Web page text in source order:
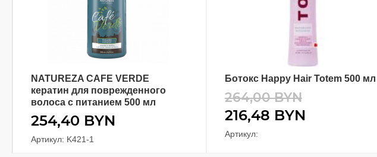
В КОРЗИНУ
NATUREZA CAFE VERDE
кератин для поврежденного
волоса с питанием 500 мл
254,40 BYN
Артикул: K421-1
В КОРЗИНУ
Ботокс Happy Hair Totem 500 мл
264,00BYN
216,48 BYN
Артикул: